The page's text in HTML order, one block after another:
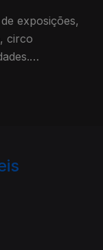
exposições,
circo